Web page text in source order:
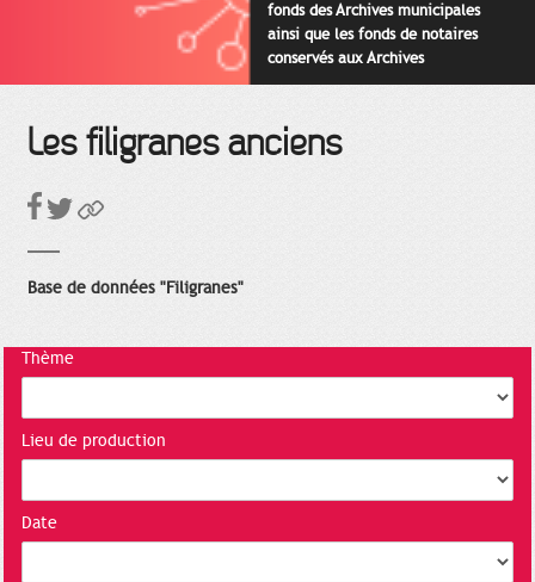
fonds des Archives municipales
ainsi que les fonds de notaires
conservés aux Archives
départementales pour cette
Les filigranes anciens
Base de données "Filigranes"
Thème
Lieu de production
Date